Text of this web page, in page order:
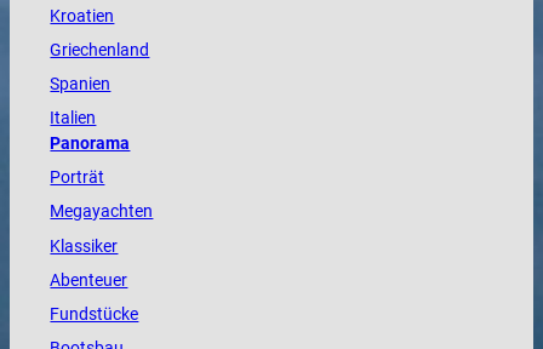
Kroatien
Griechenland
Spanien
Italien
Panorama
Porträt
Megayachten
Klassiker
Abenteuer
Fundstücke